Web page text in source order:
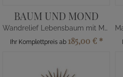
BAUM UND MOND
Wandrelief Lebensbaum mit Mond
Ihr Komplettpreis ab 185,00 € *